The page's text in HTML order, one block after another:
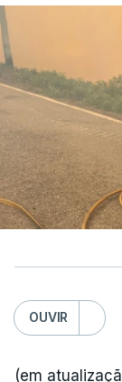
As
dias ou
dois mil
às chamas.
OUVIR
(em